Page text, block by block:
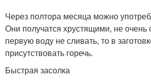
Через полтора месяца можно
Они получатся хрустящими, не
первую воду не сливать, то в
присутствовать горечь.
Быстрая засолка